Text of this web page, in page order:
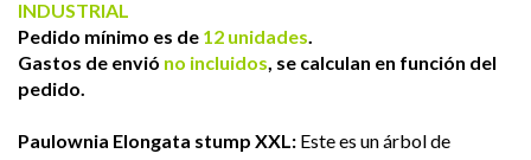
INDUSTRIAL
Pedido mínimo es de 12 unidades.
Gastos de envió no incluidos, se calculan en función del
pedido.
Paulownia Elongata stump XXL: Este es un árbol de